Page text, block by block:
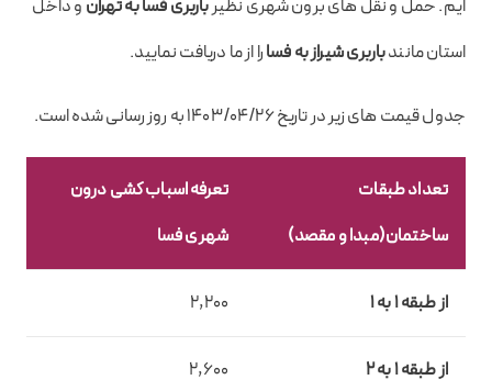
ایم. حمل و نقل های برون شهری نظیر باربری فسا به تهران و داخل
استان مانندباربری شیراز به فسارا از ما دریافت نمایید.
جدول قیمت های زیر در تاریخ ۱۴۰۳/۰۴/۲۶ به روز رسانی شده است.
تعداد طبقات
ساختمان(مبدا و مقصد)
تعرفه اسباب کشی درون
شهری فسا
از طبقه 1 به 1 2,200
از طبقه 1 به 2 2,600